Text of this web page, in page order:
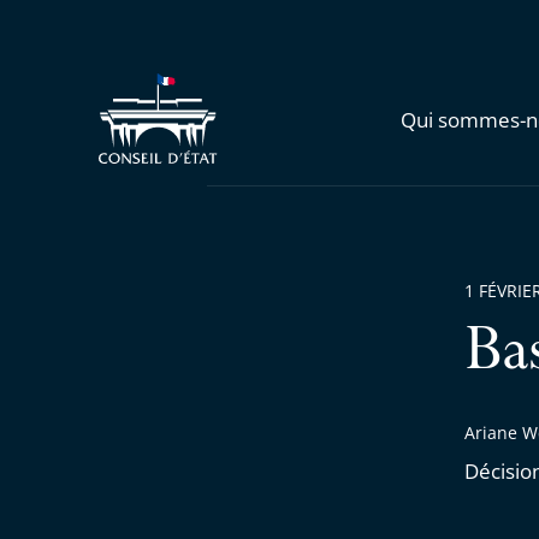
Qui sommes-
Ariane
1